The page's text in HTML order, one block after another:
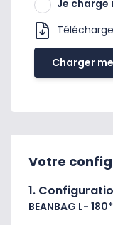
Je charge
Charger
Votre
1.
BEANBAG L-